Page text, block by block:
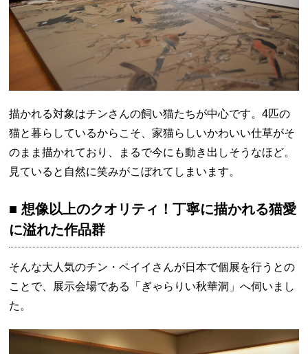
描かれる対象はチンさんの飼い猫たちが中心です。4匹の
猫と暮らしているからこそ、家猫らしいかわいい仕草がそ
のまま描かれており、まるで今にも動き出しそうなほど。
見ていると自然に笑みがこぼれてしまいます。
■ 想像以上のクオリティ！丁寧に描かれる猫愛
に溢れた作品群
そんな大人気のチン・ペイイさんが日本で個展を行うとの
ことで、展示会場である「ぎゃらりい秋華洞」へ伺いまし
た。